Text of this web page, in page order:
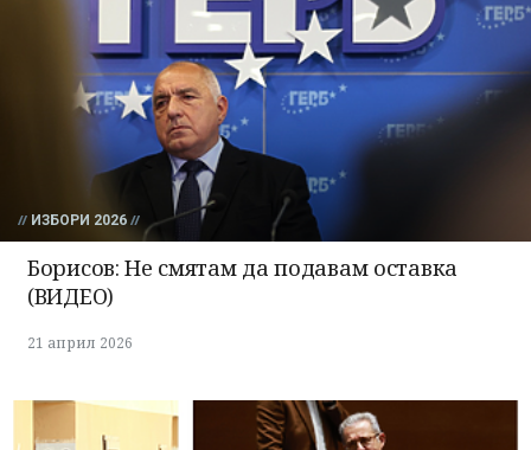
ИЗБОРИ 2026
Борисов: Не смятам да подавам оставка
(ВИДЕО)
21 април 2026